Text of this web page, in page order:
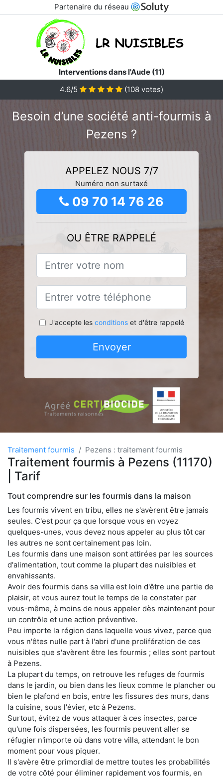
Partenaire du réseau
Interventions dans l'Aude (11)
4.6/5
(108 votes)
Besoin d’une société anti-fourmis à
Pezens ?
APPELEZ NOUS 7/7
Numéro non surtaxé
09 70 14 76 26
OU ÊTRE RAPPELÉ
J'accepte les conditionset d'être rappelé
Envoyer
Traitement fourmis Pezens : traitement fourmis
Traitement fourmis à Pezens (11170)
| Tarif
Tout comprendre sur les fourmis dans la maison
Les fourmis vivent en tribu, elles ne s'avèrent être jamais
seules. C'est pour ça que lorsque vous en voyez
quelques-unes, vous devez nous appeler au plus tôt car
les autres ne sont certainement pas loin.
Les fourmis dans une maison sont attirées par les sources
d'alimentation, tout comme la plupart des nuisibles et
envahissants.
Avoir des fourmis dans sa villa est loin d'être une partie de
plaisir, et vous aurez tout le temps de le constater par
vous-même, à moins de nous appeler dès maintenant pour
un contrôle et une action préventive.
Peu importe la région dans laquelle vous vivez, parce que
vous n'êtes nulle part à l'abri d'une prolifération de ces
nuisibles que s'avèrent être les fourmis ; elles sont partout
à Pezens.
La plupart du temps, on retrouve les refuges de fourmis
dans le jardin, ou bien dans les lieux comme le plancher ou
bien le plafond en bois, entre les fissures des murs, dans
la cuisine, sous l'évier, etc à Pezens.
Surtout, évitez de vous attaquer à ces insectes, parce
qu'une fois dispersées, les fourmis peuvent aller se
réfugier n'importe où dans votre villa, attendant le bon
moment pour vous piquer.
Il s'avère être primordial de mettre toutes les probabilités
de votre côté pour éliminer rapidement vos fourmis, en